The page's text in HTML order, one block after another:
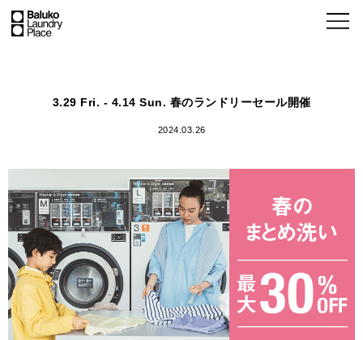
3.29 Fri. - 4.14 Sun. 春のランドリーセール開催
2024.03.26